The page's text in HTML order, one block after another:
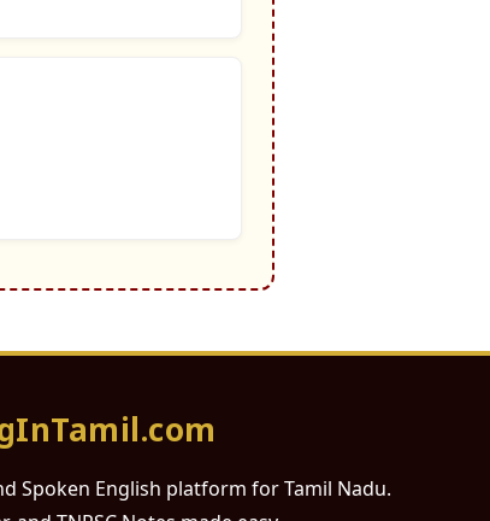
Spoken English platform for Tamil Nadu.